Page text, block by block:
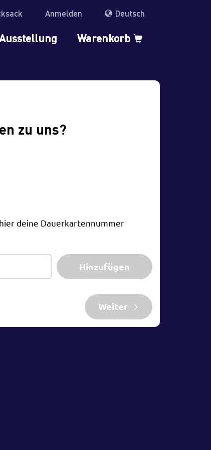
Anmelden Deutsch
Warenkorb
zu uns?
deine Dauerkartennummer
Hinzufügen
Weiter